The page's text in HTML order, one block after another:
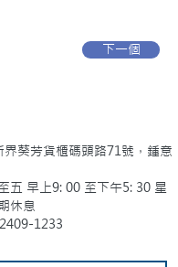
下一個
芳貨櫃碼頭路71號，鍾意
五 早上9: 00 至下午5: 30 星
休息
2409-1233